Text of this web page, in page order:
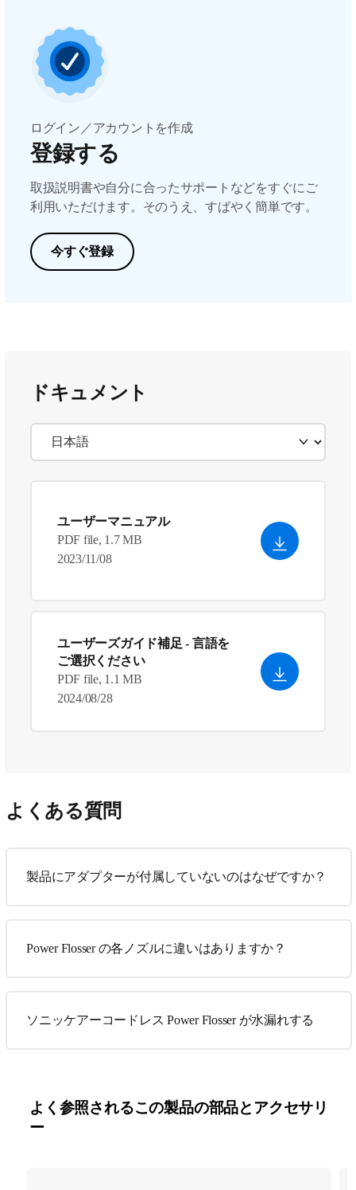
ログイン／アカウントを作成
登録する
取扱説明書や自分に合ったサポートなどをすぐにご
利用いただけます。そのうえ、すばやく簡単です。
今すぐ登録
ドキュメント
ユーザーマニュアル
PDF file, 1.7 MB
2023/11/08
ユーザーズガイド補足 - 言語を
ご選択ください
PDF file, 1.1 MB
2024/08/28
よくある質問
製品にアダプターが付属していないのはなぜですか？
Power Flosser の各ノズルに違いはありますか？
ソニッケアーコードレス Power Flosser が水漏れする
よく参照されるこの製品の部品とアクセサリ
ー